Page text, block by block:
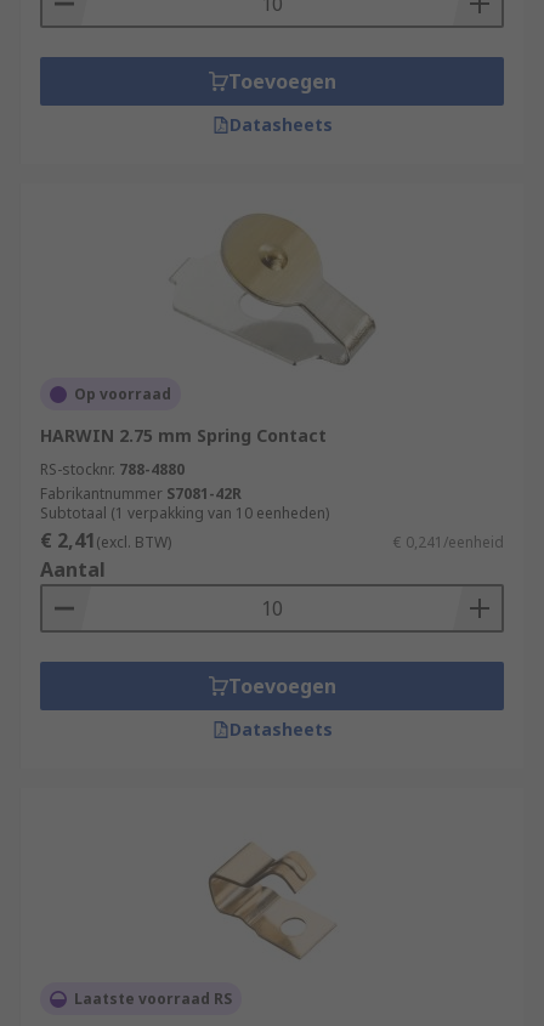
Toevoegen
Datasheets
Op voorraad
HARWIN 2.75 mm Spring Contact
RS-stocknr. 788-4880
Fabrikantnummer S7081-42R
Subtotaal (1 verpakking van 10 eenheden)
€ 2,41(excl. BTW) € 0,241/eenheid
Aantal
Toevoegen
Datasheets
Laatste voorraad RS